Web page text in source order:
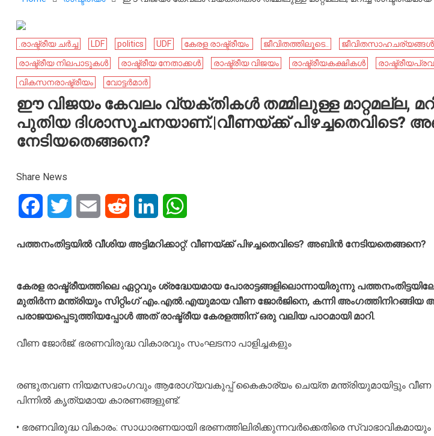
.രാഷ്ട്രീയ ചർച്ച LDF politics UDF കേ​രള രാഷ്ട്രീയം ​ ജീവിതത്തിലൂടെ.. ജീവിതസാഹചര്യങ്ങൾ
രാഷ്ട്രീയ നിലപാടുകൾ
രാഷ്ട്രീയ നേതാക്കൾ രാഷ്ട്രീയ വിജയം രാഷ്ട്രീയകക്ഷികൾ
വികസനരാഷ്ട്രീയം
വോട്ടർമാർ
ഈ വിജയം കേവലം വ്യക്തികൾ തമ്മിലുള്ള മാറ്റമല്ല,
പുതിയ ദിശാസൂചനയാണ്.|വീണയ്ക്ക് പിഴച്ചതെവിടെ?
നേടിയതെങ്ങനെ?
Share News
FacebookTwitter Email Reddit LinkedIn
പത്തനംതിട്ടയിൽ വീശിയ അട്ടിമറിക്കാറ്റ്: വീണയ്ക്ക് പിഴച്ചതെവിടെ? അബിൻ നേടിയതെങ്ങനെ?
കേരള രാഷ്ട്രീയത്തിലെ ഏറ്റവും ശ്രദ്ധേയമായ പോരാട്ടങ്ങളിലൊന്നായിരുന്നു
മുതിർന്ന മന്ത്രിയും സിറ്റിംഗ് എം.എൽ.എയുമായ വീണ ജോർജിനെ, കന്നി അംഗത്തിനിറങ്ങിയ
പരാജയപ്പെടുത്തിയപ്പോൾ അത് രാഷ്ട്രീയ കേരളത്തിന് ഒരു വലിയ പാഠമായി മാറി.
വീണ ജോർജ്: ഭരണവിരുദ്ധ വികാരവും സംഘടനാ പാളിച്ചകളും
രണ്ടുതവണ നിയമസഭാംഗവും ആരോഗ്യവകുപ്പ് കൈകാര്യം ചെയ്ത മന്ത്രിയുമായിട്ടും വീണ
പിന്നിൽ കൃത്യമായ കാരണങ്ങളുണ്ട്:
• ഭരണവിരുദ്ധ വികാരം: സാധാരണയായി ഭരണത്തിലിരിക്കുന്നവർക്കെതിരെ സ്വാഭാവികമായും